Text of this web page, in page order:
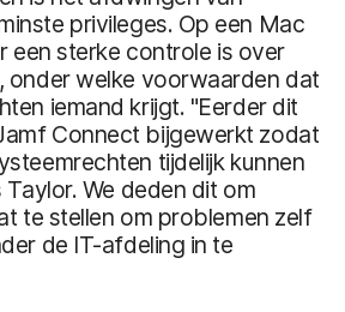
privileges. Op een Mac
een sterke controle is over
onder welke voorwaarden dat
iemand krijgt. "Eerder dit
Connect bijgewerkt zodat
tijdelijk kunnen
We deden dit om
te stellen om problemen zelf
de IT-afdeling in te